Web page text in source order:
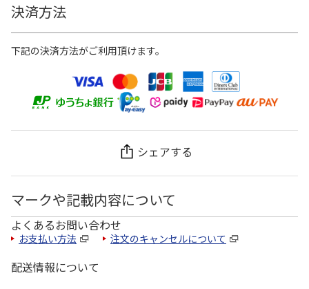
決済方法
下記の決済方法がご利用頂けます。
シェアする
マークや記載内容について
よくあるお問い合わせ
お支払い方法 注文のキャンセルについて
配送情報について